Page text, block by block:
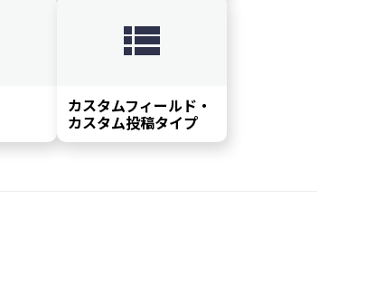
lists
カスタムフィールド・
カスタム投稿タイプ